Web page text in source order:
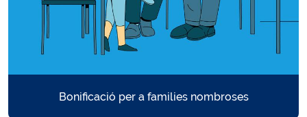
Bonificació per a families nombroses